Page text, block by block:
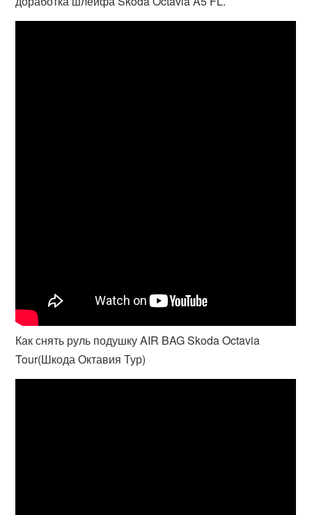
Как снять руль подушку AIR BAG Skoda Octavia
Tour(Шкода Октавия Тур)